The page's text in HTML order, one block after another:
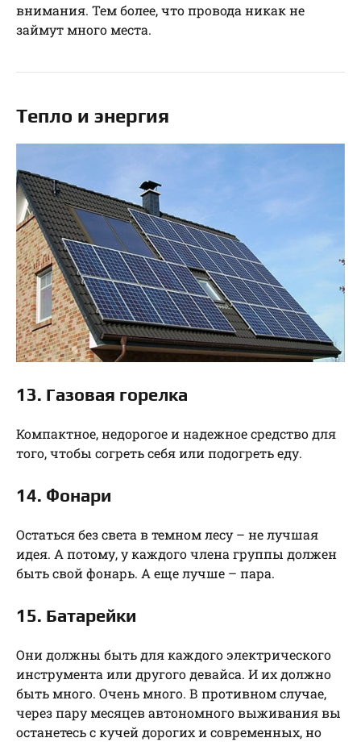
внимания. Тем более, что провода никак не
займут много места.
Тепло и энергия
13. Газовая горелка
Компактное, недорогое и надежное средство для
того, чтобы согреть себя или подогреть еду.
14. Фонари
Остаться без света в темном лесу – не лучшая
идея. А потому, у каждого члена группы должен
быть свой фонарь. А еще лучше – пара.
15. Батарейки
Они должны быть для каждого электрического
инструмента или другого девайса. И их должно
быть много. Очень много. В противном случае,
через пару месяцев автономного выживания вы
останетесь с кучей дорогих и современных, но